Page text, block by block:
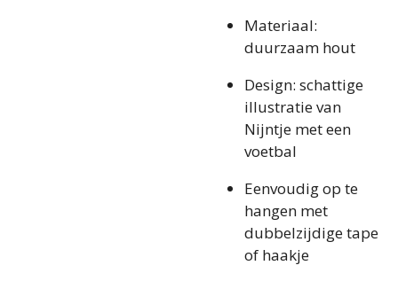
Materiaal:
duurzaam hout
Design: schattige
illustratie van
Nijntje met een
voetbal
Eenvoudig op te
hangen met
dubbelzijdige tape
of haakje